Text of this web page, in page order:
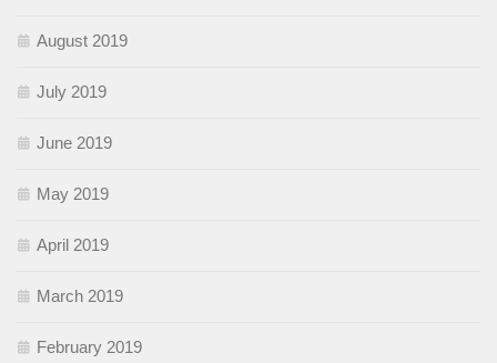
August 2019
July 2019
June 2019
May 2019
April 2019
March 2019
February 2019